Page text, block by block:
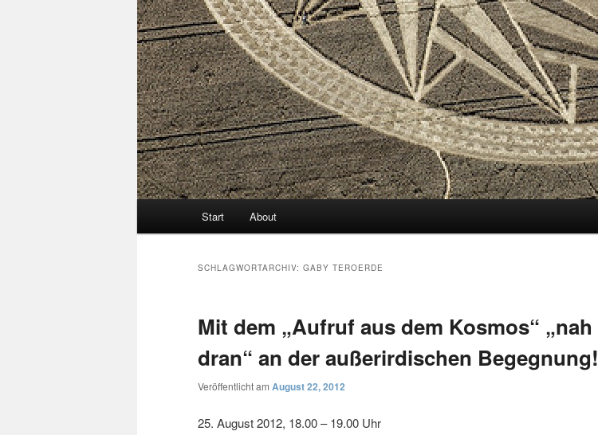
Start About
SCHLAGWORTARCHIV: GABY TEROERDE
Mit dem „Aufruf aus dem Kosmos“ „nah
dran“ an der außerirdischen Begegnung!
Veröffentlicht am August 22, 2012
25. August 2012, 18.00 – 19.00 Uhr